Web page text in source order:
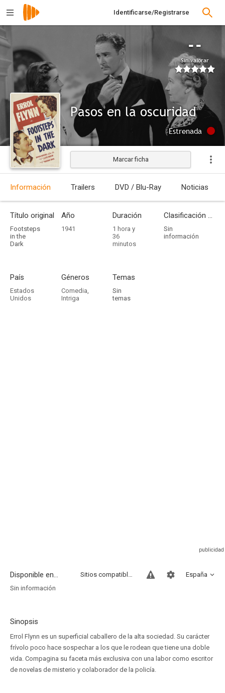
Identificarse/Registrarse
--
Sin valorar
Pasos en la oscuridad
Estrenada
Marcar ficha
Información Trailers DVD / Blu-Ray Noticias
Título original
Footsteps
in the
Dark
Año
1941
Duración
1 hora y
36
minutos
Clasificación por edades
Sin
información
País
Estados
Unidos
Géneros
Comedia,
Intriga
Temas
Sin
temas
Disponible en... España
Sitios compatibles
Sin información
Sinopsis
Errol Flynn es un superficial caballero de la alta sociedad. Su carácter
frívolo poco hace sospechar a los que le rodean que tiene una doble
vida. Compagina su faceta más exclusiva con una labor como escritor
de novelas de misterio y colaborador de la policía.